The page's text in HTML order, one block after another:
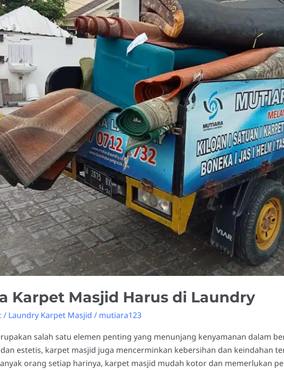
Karpet Masjid Harus di Laundry
/ Laundry Karpet Masjid / mutiara123
salah satu elemen penting yang menunjang kenyamanan dalam
estetis, karpet masjid juga mencerminkan kebersihan dan keindahan
orang setiap harinya, karpet masjid mudah kotor dan memerlukan